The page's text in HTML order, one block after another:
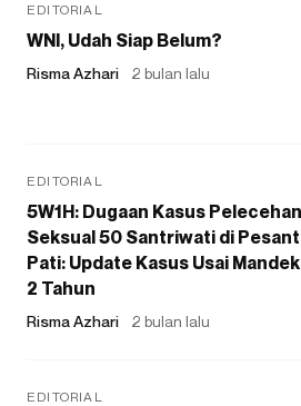
EDITORIAL
WNI, Udah Siap Belum?
Risma Azhari 2 bulan lalu
EDITORIAL
5W1H: Dugaan Kasus Pelecehan
Seksual 50 Santriwati di
Pati: Update Kasus Usai
2 Tahun
Risma Azhari 2 bulan lalu
EDITORIAL